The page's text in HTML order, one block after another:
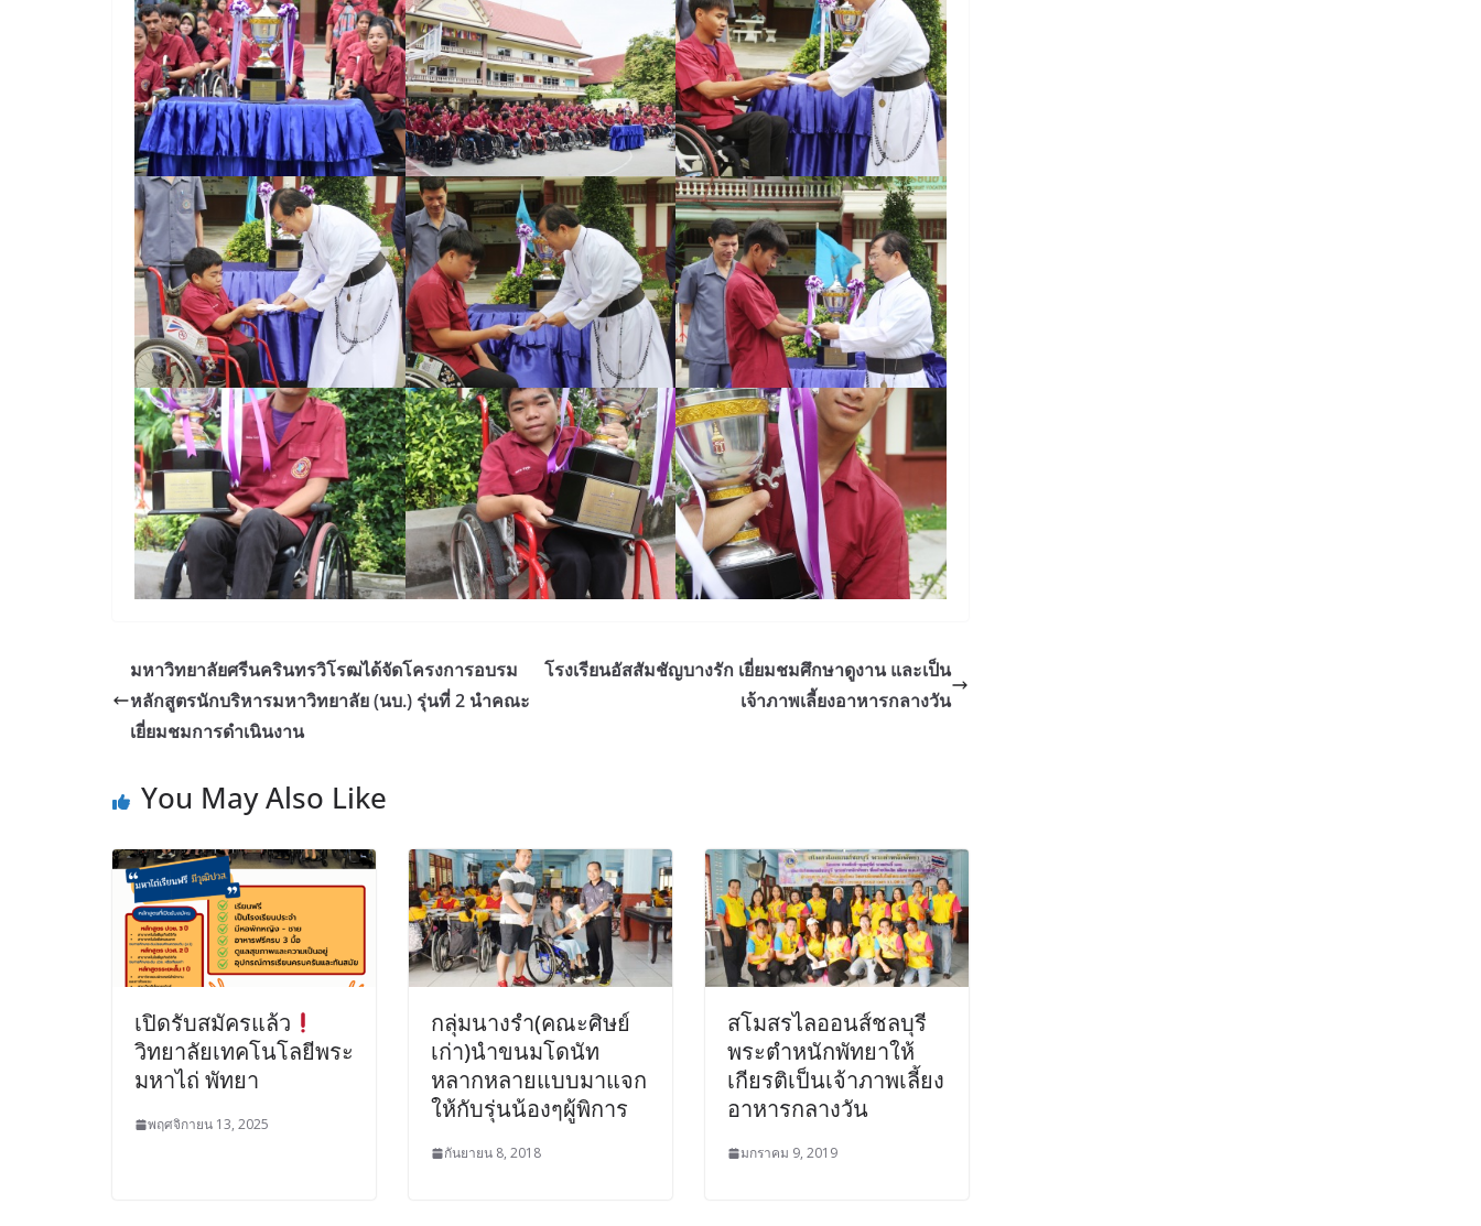
มหาวิทยาลัยศรีนครินทรวิโรฒได้จัดโครงการอบรม
หลักสูตรนักบริหารมหาวิทยาลัย (นบ.) รุ่นที่ 2 นำคณะ
เยี่ยมชมการดำเนินงาน
โรงเรียนอัสสัมชัญบางรัก เยี่ยมชมศึกษาดูงาน และเป็น
เจ้าภาพเลี้ยงอาหารกลางวัน
You May Also Like
เปิดรับสมัครแล้ว
วิทยาลัยเทคโนโลยีพระ
มหาไถ่ พัทยา
พฤศจิกายน 13, 2025
กลุ่มนางรำ(คณะศิษย์
เก่า)นำขนมโดนัท
หลากหลายแบบมาแจก
ให้กับรุ่นน้องๆผู้พิการ
กันยายน 8, 2018
สโมสรไลออนส์ชลบุรี
พระตำหนักพัทยาให้
เกียรติเป็นเจ้าภาพเลี้ยง
อาหารกลางวัน
มกราคม 9, 2019